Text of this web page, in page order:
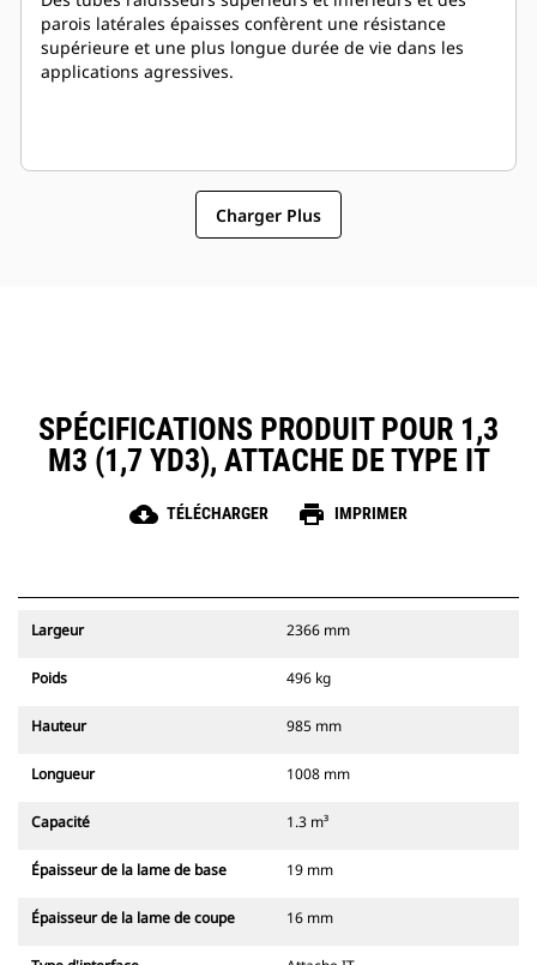
parois latérales épaisses confèrent une résistance
supérieure et une plus longue durée de vie dans les
applications agressives.
Charger Plus
SPÉCIFICATIONS PRODUIT POUR 1,3
M3 (1,7 YD3), ATTACHE DE TYPE IT
cloud_download TÉLÉCHARGER print IMPRIMER
Largeur 2366 mm
Poids 496 kg
Hauteur 985 mm
Longueur 1008 mm
Capacité 1.3 m³
Épaisseur de la lame de base 19 mm
Épaisseur de la lame de coupe 16 mm